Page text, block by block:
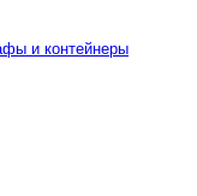
и контейнеры